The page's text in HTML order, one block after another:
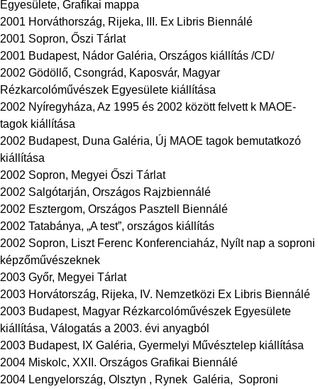
Egyesülete, Grafikai mappa
2001 Horváthország, Rijeka, III. Ex Libris Biennálé
2001 Sopron, Őszi Tárlat
2001 Budapest, Nádor Galéria, Országos kiállítás /CD/
2002 Gödöllő, Csongrád, Kaposvár, Magyar
Rézkarcolóművészek Egyesülete kiállítása
2002 Nyíregyháza, Az 1995 és 2002 között felvett k MAOE-
tagok kiállítása
2002 Budapest, Duna Galéria, Új MAOE tagok bemutatkozó
kiállítása
2002 Sopron, Megyei Őszi Tárlat
2002 Salgótarján, Országos Rajzbiennálé
2002 Esztergom, Országos Pasztell Biennálé
2002 Tatabánya, „A test”, országos kiállítás
2002 Sopron, Liszt Ferenc Konferenciaház, Nyílt nap a soproni
képzőművészeknek
2003 Győr, Megyei Tárlat
2003 Horvátország, Rijeka, IV. Nemzetközi Ex Libris Biennálé
2003 Budapest, Magyar Rézkarcolóművészek Egyesülete
kiállítása, Válogatás a 2003. évi anyagból
2003 Budapest, IX Galéria, Gyermelyi Művésztelep kiállítása
2004 Miskolc, XXII. Országos Grafikai Biennálé
2004 Lengyelország, Olsztyn , Rynek Galéria, Soproni